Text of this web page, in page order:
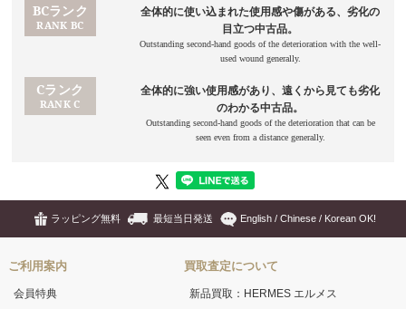
ラッピング無料 最短当日発送 English / Chinese / Korean OK!
ご利用案内
会員特典
買取査定について
新品買取：HERMES エルメス